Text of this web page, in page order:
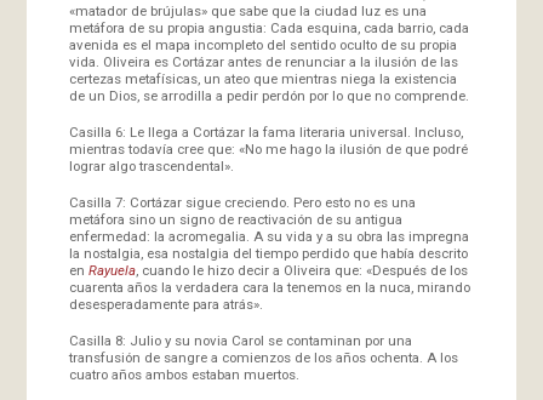
«matador de brújulas» que sabe que la ciudad luz es una
metáfora de su propia angustia: Cada esquina, cada barrio, cada
avenida es el mapa incompleto del sentido oculto de su propia
vida. Oliveira es Cortázar antes de renunciar a la ilusión de las
certezas metafísicas, un ateo que mientras niega la existencia
de un Dios, se arrodilla a pedir perdón por lo que no comprende.
Casilla 6: Le llega a Cortázar la fama literaria universal. Incluso,
mientras todavía cree que: «No me hago la ilusión de que podré
lograr algo trascendental».
Casilla 7: Cortázar sigue creciendo. Pero esto no es una
metáfora sino un signo de reactivación de su antigua
enfermedad: la acromegalia. A su vida y a su obra las impregna
la nostalgia, esa nostalgia del tiempo perdido que había descrito
en Rayuela, cuando le hizo decir a Oliveira que: «Después de los
cuarenta años la verdadera cara la tenemos en la nuca, mirando
desesperadamente para atrás».
Casilla 8: Julio y su novia Carol se contaminan por una
transfusión de sangre a comienzos de los años ochenta. A los
cuatro años ambos estaban muertos.